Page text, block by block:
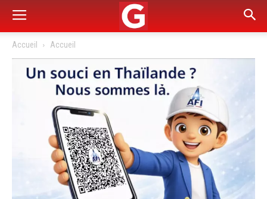
Accueil Accueil